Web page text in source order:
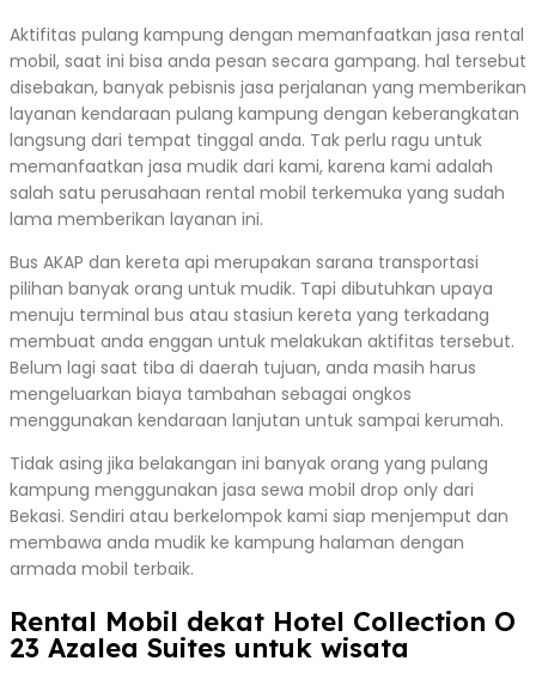
Aktifitas pulang kampung dengan memanfaatkan jasa rental
mobil, saat ini bisa anda pesan secara gampang. hal tersebut
disebakan, banyak pebisnis jasa perjalanan yang memberikan
layanan kendaraan pulang kampung dengan keberangkatan
langsung dari tempat tinggal anda. Tak perlu ragu untuk
memanfaatkan jasa mudik dari kami, karena kami adalah
salah satu perusahaan rental mobil terkemuka yang sudah
lama memberikan layanan ini.
Bus AKAP dan kereta api merupakan sarana transportasi
pilihan banyak orang untuk mudik. Tapi dibutuhkan upaya
menuju terminal bus atau stasiun kereta yang terkadang
membuat anda enggan untuk melakukan aktifitas tersebut.
Belum lagi saat tiba di daerah tujuan, anda masih harus
mengeluarkan biaya tambahan sebagai ongkos
menggunakan kendaraan lanjutan untuk sampai kerumah.
Tidak asing jika belakangan ini banyak orang yang pulang
kampung menggunakan jasa sewa mobil drop only dari
Bekasi. Sendiri atau berkelompok kami siap menjemput dan
membawa anda mudik ke kampung halaman dengan
armada mobil terbaik.
Rental Mobil dekat Hotel Collection O
23 Azalea Suites untuk wisata